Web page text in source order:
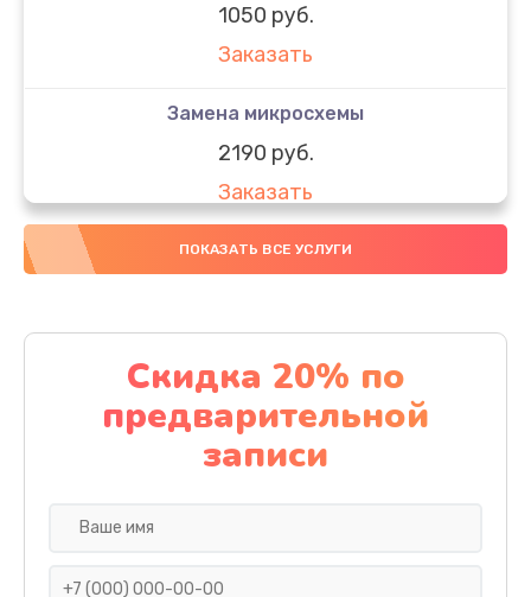
1050 руб.
Заказать
Замена микросхемы
2190 руб.
Заказать
Замена передней камеры
Заказать
Замена полифонического динамика
390 руб.
Заказать
ПОКАЗАТЬ ВСЕ УСЛУГИ
Скидка 20% по
предварительной
записи